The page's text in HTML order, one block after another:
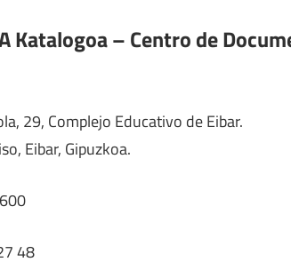
Katalogoa – Centro de
29, Complejo Educativo de Eibar.
Eibar, Gipuzkoa.
48